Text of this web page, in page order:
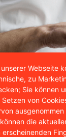
Webseite
zu
Sie können
Setzen von
die
erscheinenden